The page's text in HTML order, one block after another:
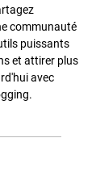
communauté
puissants
et attirer plus
avec